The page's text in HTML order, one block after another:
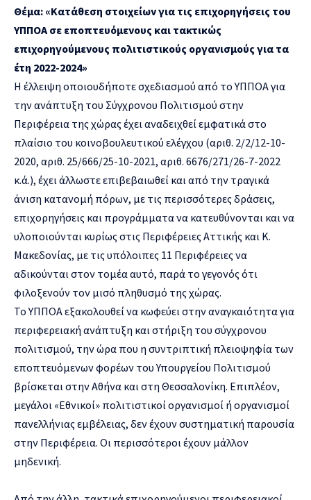
Θέμα: «Κατάθεση στοιχείων για τις επιχορηγήσεις του
ΥΠΠΟΑ σε εποπτευόμενους και τακτικώς
επιχορηγούμενους πολιτιστικούς οργανισμούς για τα
έτη 2022-2024»
Η έλλειψη οποιουδήποτε σχεδιασμού από το ΥΠΠΟΑ για
την ανάπτυξη του Σύγχρονου Πολιτισμού στην
Περιφέρεια της χώρας έχει αναδειχθεί εμφατικά στο
πλαίσιο του κοινοβουλευτικού ελέγχου (αριθ. 2/2/12-10-
2020, αριθ. 25/666/25-10-2021, αριθ. 6676/271/26-7-2022
κ.ά.), έχει άλλωστε επιβεβαιωθεί και από την τραγικά
άνιση κατανομή πόρων, με τις περισσότερες δράσεις,
επιχορηγήσεις και προγράμματα να κατευθύνονται και να
υλοποιούνται κυρίως στις Περιφέρειες Αττικής και Κ.
Μακεδονίας, με τις υπόλοιπες 11 Περιφέρειες να
αδικούνται στον τομέα αυτό, παρά το γεγονός ότι
φιλοξενούν τον μισό πληθυσμό της χώρας.
Το ΥΠΠΟΑ εξακολουθεί να κωφεύει στην αναγκαιότητα για
περιφερειακή ανάπτυξη και στήριξη του σύγχρονου
πολιτισμού, την ώρα που η συντριπτική πλειοψηφία των
εποπτευόμενων φορέων του Υπουργείου Πολιτισμού
βρίσκεται στην Αθήνα και στη Θεσσαλονίκη. Επιπλέον,
μεγάλοι «Εθνικοί» πολιτιστικοί οργανισμοί ή οργανισμοί
πανελλήνιας εμβέλειας, δεν έχουν συστηματική παρουσία
στην Περιφέρεια. Οι περισσότεροι έχουν μάλλον
μηδενική.